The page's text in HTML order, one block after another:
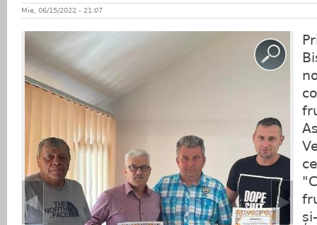
Mie, 06/15/2022 - 21:07